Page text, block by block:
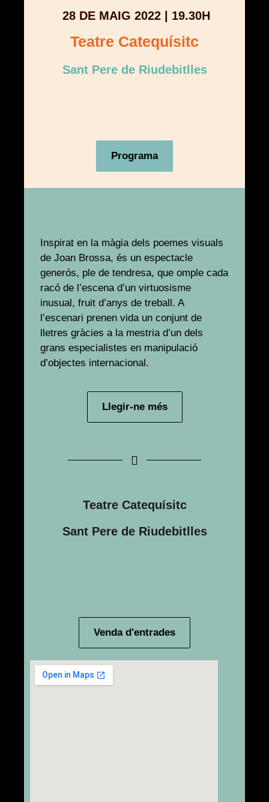
28 DE MAIG 2022 | 19.30H
Teatre Catequísitc
Sant Pere de Riudebitlles
Programa
Inspirat en la màgia dels poemes visuals
de Joan Brossa, és un espectacle
generós, ple de tendresa, que omple cada
racó de l’escena d’un virtuosisme
inusual, fruit d’anys de treball. A
l’escenari prenen vida un conjunt de
lletres gràcies a la mestria d’un dels
grans especialistes en manipulació
d’objectes internacional.
Llegir-ne més
Teatre Catequísitc
Sant Pere de Riudebitlles
Venda d'entrades